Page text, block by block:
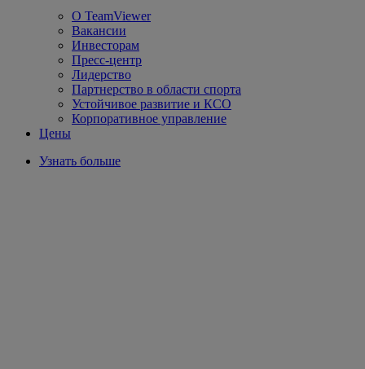
О TeamViewer
Вакансии
Инвесторам
Пресс-центр
Лидерство
Партнерство в области спорта
Устойчивое развитие и КСО
Корпоративное управление
Цены
Узнать больше